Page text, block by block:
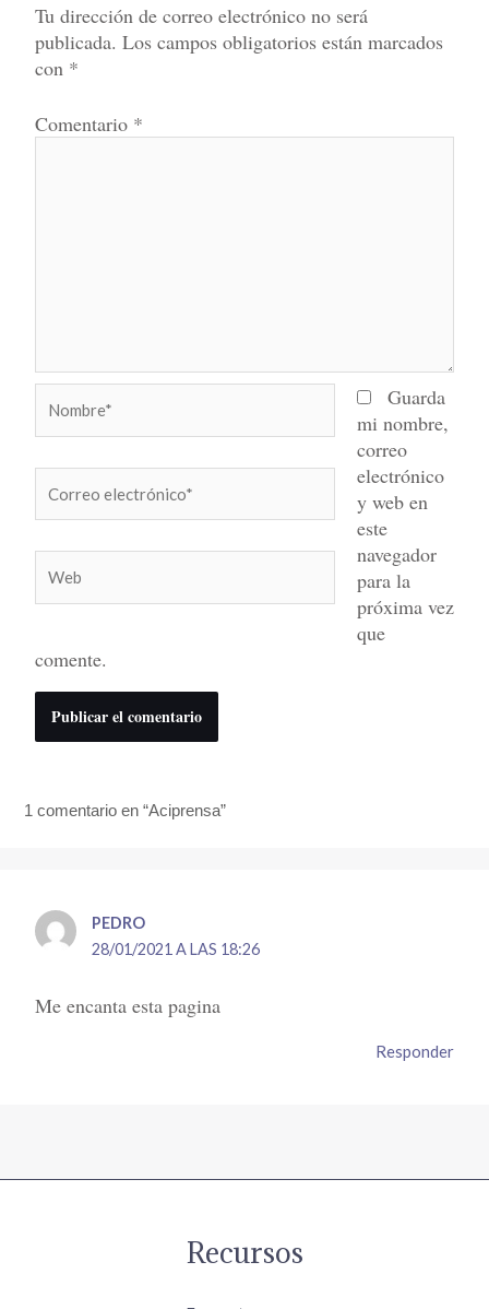
Tu dirección de correo electrónico no será
publicada. Los campos obligatorios están marcados
con *
Comentario *
electrónico*
Guarda
mi nombre,
correo
electrónico
y web en
este
navegador
para la
próxima vez
que
comente.
1 comentario en “Aciprensa”
PEDRO
28/01/2021 A LAS 18:26
Me encanta esta pagina
Responder
Recursos